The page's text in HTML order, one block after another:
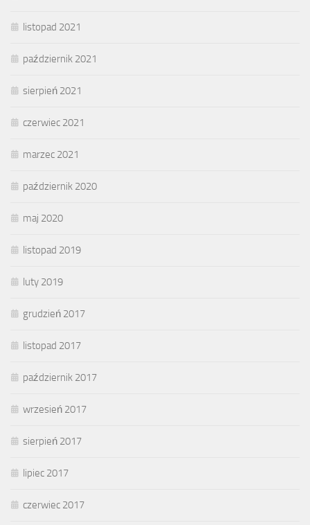
listopad 2021
październik 2021
sierpień 2021
czerwiec 2021
marzec 2021
październik 2020
maj 2020
listopad 2019
luty 2019
grudzień 2017
listopad 2017
październik 2017
wrzesień 2017
sierpień 2017
lipiec 2017
czerwiec 2017